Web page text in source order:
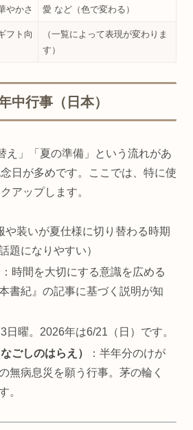
やかさ 愛 など（色で変わる）
フト向
（一覧によって表現が変わりま
す）
中行事（日本）
え」「夏の準備」という流れがあ
日が多めです。ここでは、特に使
アップします。
や装いが夏仕様に切り替わる時期
題になりやすい）
：時間を大切にする意識を広める
書紀』の記事に基づく説明が知
3日曜。2026年は6/21（日）です。
ごしのはらえ）
：半年分のけが
無病息災を願う行事。茅の輪く
。